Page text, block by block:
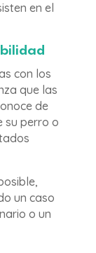
en el
con los
que las
de
su perro o
un caso
o un